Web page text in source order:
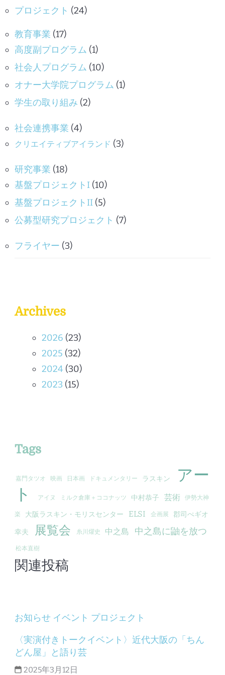
プロジェクト (24)
教育事業 (17)
高度副プログラム (1)
社会人プログラム (10)
オナー大学院プログラム (1)
学生の取り組み (2)
社会連携事業 (4)
クリエイティブアイランド (3)
研究事業 (18)
基盤プロジェクトI (10)
基盤プロジェクトII (5)
公募型研究プロジェクト (7)
フライヤー (3)
Archives
2026 (23)
2025 (32)
2024 (30)
2023 (15)
Tags
嘉門タツオ 映画 日本画 ドキュメンタリー ラスキン
アー
ト
アイヌ ミルク倉庫＋ココナッツ 中村恭子 芸術 伊勢大神
楽 大阪ラスキン・モリスセンター ELSI 企画展 郡司ぺギオ
幸夫 展覧会 糸川燿史 中之島 中之島に鼬を放つ
松本直樹
関連投稿
お知らせ イベント プロジェクト
〈実演付きトークイベント〉近代大阪の「ちん
どん屋」と語り芸
2025年3月12日